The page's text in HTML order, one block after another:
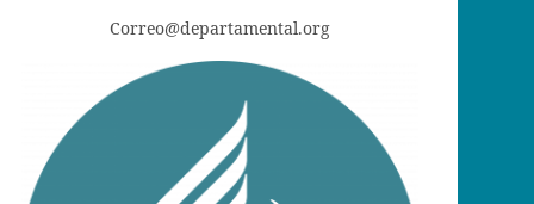
Correo@departamental.org